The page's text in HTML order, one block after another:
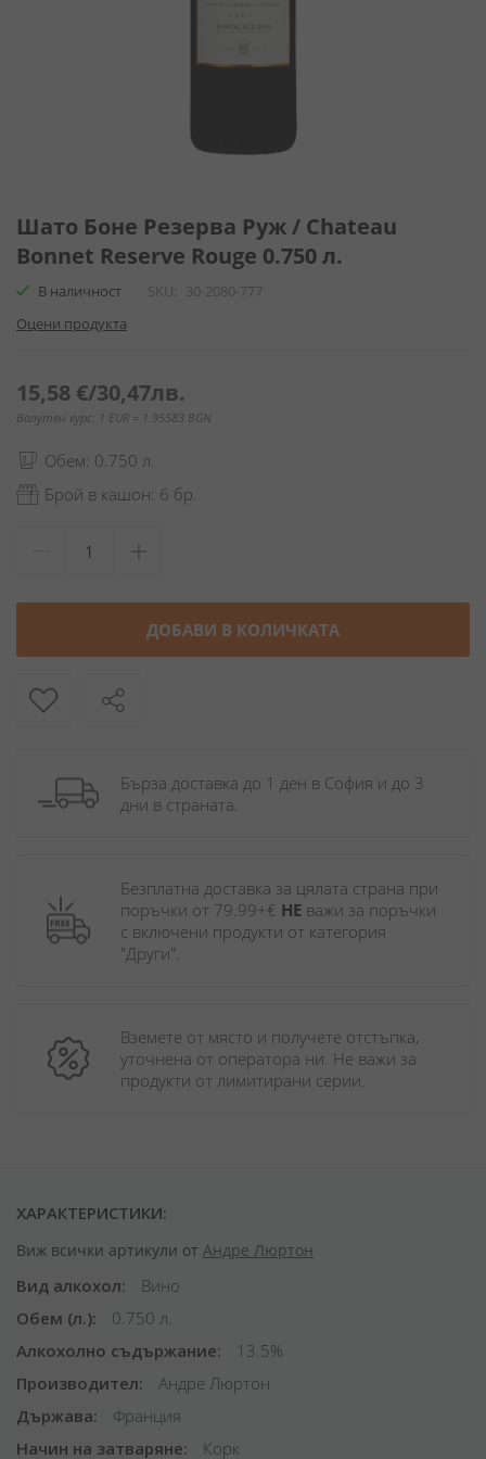
към
на
галерия
снимки
Шато Боне Резерва Руж / Chateau
Bonnet Reserve Rouge 0.750 л.
В наличност SKU
30-2080-777
Оцени продукта
15,58 €/30,47лв.
Валутен курс: 1 EUR = 1.95583 BGN
Обем: 0.750 л.
Брой в кашон: 6 бр.
ДОБАВИ В КОЛИЧКАТА
Бърза доставка до 1 ден в София и до 3
дни в страната.
Безплатна доставка за цялата страна при
поръчки от 79.99+€ НЕ важи за поръчки
с включени продукти от категория
"Други".
Вземете от място и получете отстъпка,
уточнена от оператора ни. Не важи за
продукти от лимитирани серии.
ХАРАКТЕРИСТИКИ:
Виж всички артикули от Андре Люртон
Вид алкохол
Вино
Обем (л.)
0.750 л.
Алкохолно съдържание
13.5%
Производител
Андре Люртон
Държава
Франция
Начин на затваряне
Корк